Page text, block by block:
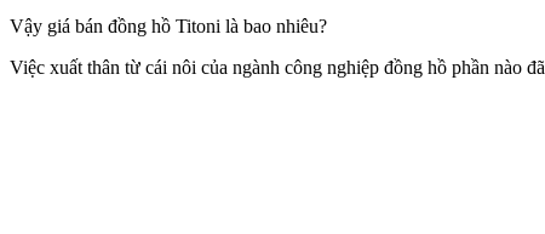
Vậy giá bán đồng hồ Titoni là bao nhiêu?
Việc xuất thân từ cái nôi của ngành công nghiệp đồng hồ phần nào